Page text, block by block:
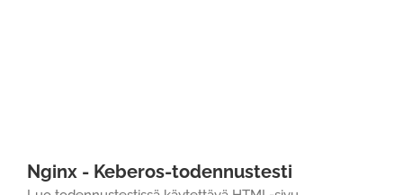
Nginx - Keberos-todennustesti